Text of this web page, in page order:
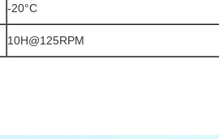
-20°C
10H@125RPM